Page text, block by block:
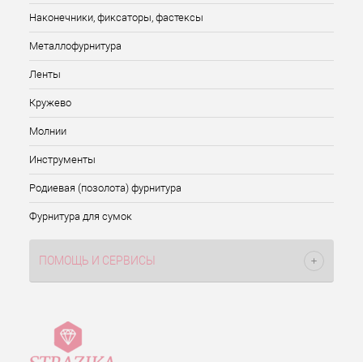
Наконечники, фиксаторы, фастексы
Металлофурнитура
Ленты
Кружево
Молнии
Инструменты
Родиевая (позолота) фурнитура
Фурнитура для сумок
ПОМОЩЬ И СЕРВИСЫ